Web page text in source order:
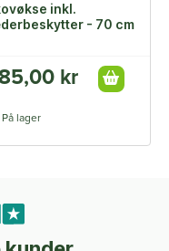
inkl.
- 70 cm
kr
På lager